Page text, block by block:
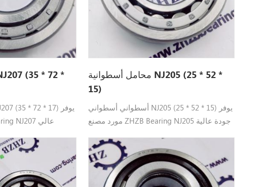
محامل أسطوانية NJ205 (25 * 52 *
15)
أسطواني أسطواني NJ205 (25 * 52 * 15) يوفر
مورد مصنع ZHZB Bearing NJ205 جودة عالية